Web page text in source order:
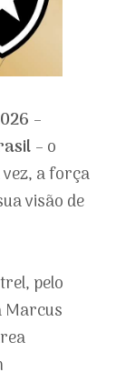
–
– o
a força
visão de
pelo
Marcus